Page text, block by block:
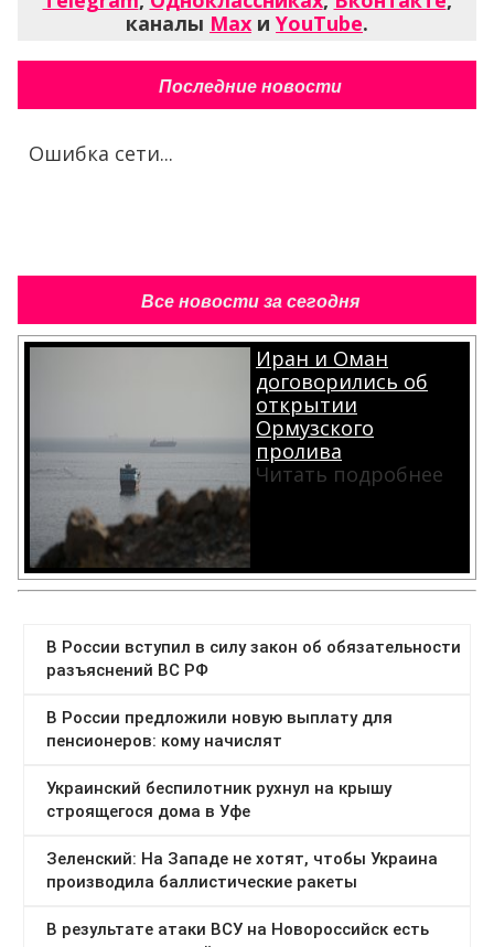
каналы Max и YouTube.
Последние новости
Ошибка сети...
Все новости за сегодня
Иран и Оман
договорились об
открытии
Ормузского
пролива
Читать подробнее